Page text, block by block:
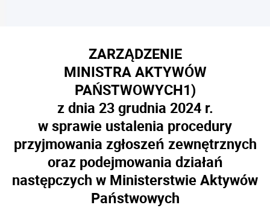
ZARZĄDZENIE
MINISTRA AKTYWÓW
PAŃSTWOWYCH1)
z dnia 23 grudnia 2024 r.
w sprawie ustalenia procedury
przyjmowania zgłoszeń zewnętrznych
oraz podejmowania działań
następczych w Ministerstwie Aktywów
Państwowych